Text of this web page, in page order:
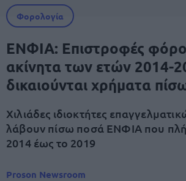
Φορολογία
ΕΝΦΙΑ: Επιστροφές
ακίνητα των ετών 2014-
δικαιούνται χρήματα
Χιλιάδες ιδιοκτήτες
λάβουν πίσω ποσά ΕΝΦΙΑ που
2014 έως το 2019
Proson Newsroom